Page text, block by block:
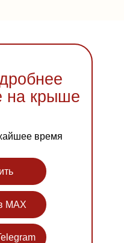
на крыше
время
MAX